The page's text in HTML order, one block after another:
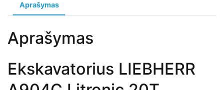
Aprašymas
Aprašymas
Ekskavatorius LIEBHERR